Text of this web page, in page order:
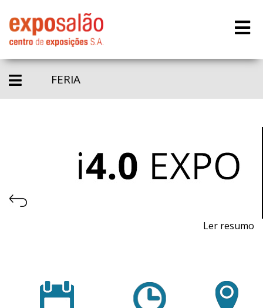
FERIA
Ler resumo
De miércoles a sábado - 10h / 20h